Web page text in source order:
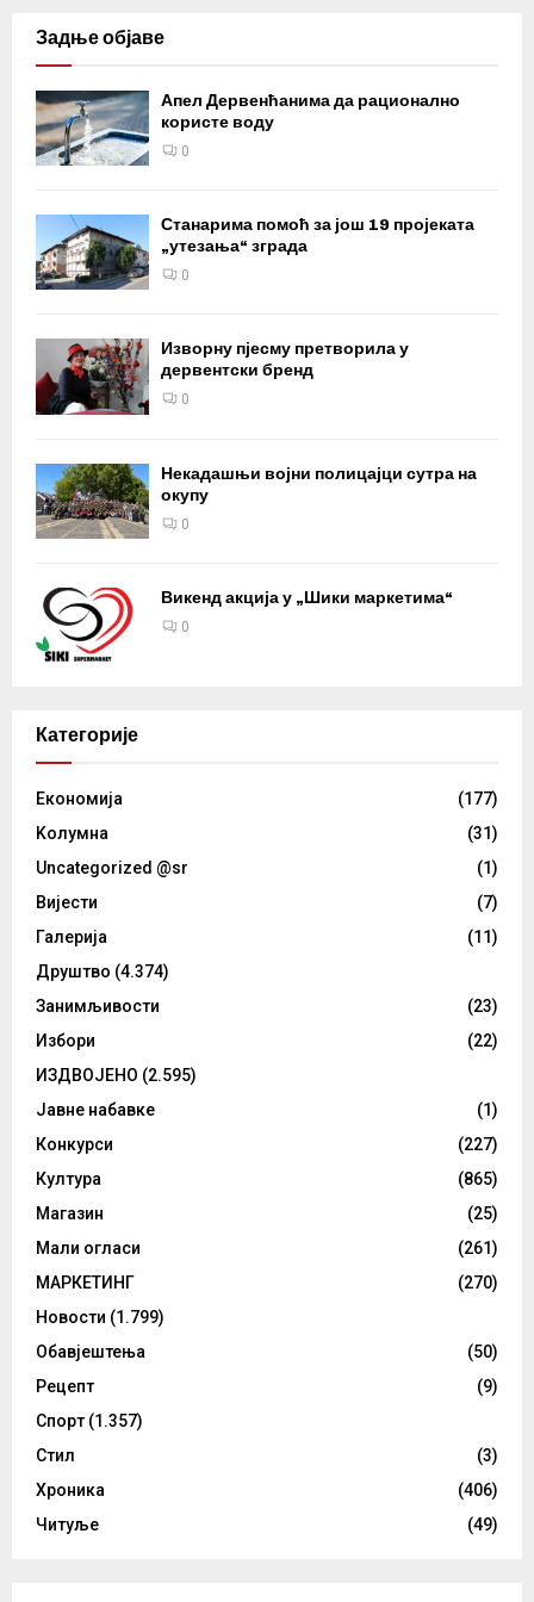
Задње објаве
Апел Дервенћанима да рационално
користе воду
0
Станарима помоћ за још 19 пројеката
„утезања“ зграда
0
Изворну пјесму претворила у
дервентски бренд
0
Некадашњи војни полицајци сутра на
окупу
0
Викенд акција у „Шики маркетима“
0
Категорије
Eкономија
(177)
Kолумнa
(31)
Uncategorized @sr
(1)
Вијести
(7)
Галерија
(11)
Друштво (4.374)
Занимљивости
(23)
Избори
(22)
ИЗДВОЈЕНО (2.595)
Јавне набавке
(1)
Конкурси
(227)
Култура
(865)
Магазин
(25)
Мали огласи
(261)
МАРКЕТИНГ
(270)
Новости (1.799)
Обавјештења
(50)
Рецепт
(9)
Спорт (1.357)
Стил
(3)
Хроника
(406)
Читуље
(49)